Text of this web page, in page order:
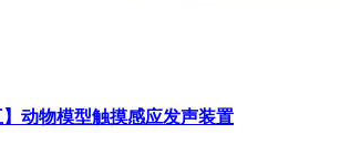
】动物模型触摸感应发声装置